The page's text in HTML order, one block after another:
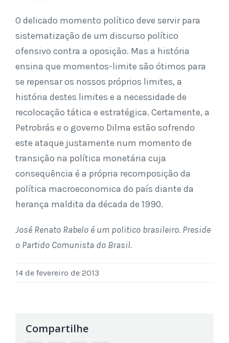
O delicado momento político deve servir para
sistematização de um discurso político
ofensivo contra a oposição. Mas a história
ensina que momentos-limite são ótimos para
se repensar os nossos próprios limites, a
história destes limites e a necessidade de
recolocação tática e estratégica. Certamente, a
Petrobrás e o governo Dilma estão sofrendo
este ataque justamente num momento de
transição na política monetária cuja
consequência é a própria recomposição da
política macroeconomica do país diante da
herança maldita da década de 1990.
José Renato Rabelo é um politico brasileiro. Preside
o Partido Comunista do Brasil.
14 de fevereiro de 2013
Compartilhe